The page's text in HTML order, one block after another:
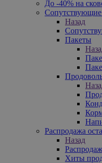
До -40% на
Назад
Пакеты
Распродажа
Назад
Хиты